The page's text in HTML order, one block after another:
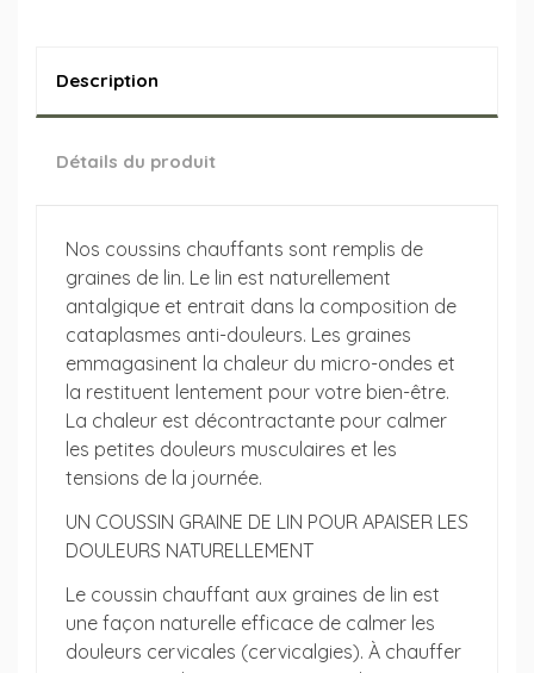
Description
Détails du produit
Nos coussins chauffants sont remplis de
graines de lin. Le lin est naturellement
antalgique et entrait dans la composition de
cataplasmes anti-douleurs. Les graines
emmagasinent la chaleur du micro-ondes et
la restituent lentement pour votre bien-être.
La chaleur est décontractante pour calmer
les petites douleurs musculaires et les
tensions de la journée.
UN COUSSIN GRAINE DE LIN POUR APAISER LES
DOULEURS NATURELLEMENT
Le coussin chauffant aux graines de lin est
une façon naturelle efficace de calmer les
douleurs cervicales (cervicalgies). À chauffer